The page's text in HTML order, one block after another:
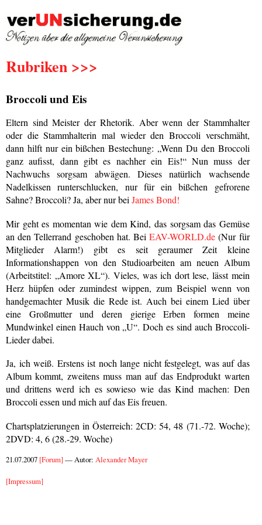
Rubriken >>>
Broccoli und Eis
Eltern sind Meister der Rhetorik. Aber wenn der Stammhalter
oder die Stammhalterin mal wieder den Broccoli verschmäht,
dann hilft nur ein bißchen Bestechung: „Wenn Du den Broccoli
ganz aufisst, dann gibt es nachher ein Eis!“ Nun muss der
Nachwuchs sorgsam abwägen. Dieses natürlich wachsende
Nadelkissen runterschlucken, nur für ein bißchen gefrorene
Sahne? Broccoli? Ja, aber nur bei James Bond!
Mir geht es momentan wie dem Kind, das sorgsam das Gemüse
an den Tellerrand geschoben hat. BeiEAV-WORLD.de (Nur für
Mitglieder Alarm!) gibt es seit geraumer Zeit kleine
Informationshappen von den Studioarbeiten am neuen Album
(Arbeitstitel: „Amore XL“). Vieles, was ich dort lese, lässt mein
Herz hüpfen oder zumindest wippen, zum Beispiel wenn von
handgemachter Musik die Rede ist. Auch bei einem Lied über
eine Großmutter und deren gierige Erben formen meine
Mundwinkel einen Hauch von „U“. Doch es sind auch Broccoli-
Lieder dabei.
Ja, ich weiß. Erstens ist noch lange nicht festgelegt, was auf das
Album kommt, zweitens muss man auf das Endprodukt warten
und drittens werd ich es sowieso wie das Kind machen: Den
Broccoli essen und mich auf das Eis freuen.
Chartsplatzierungen in Österreich: 2CD: 54, 48 (71.-72. Woche);
2DVD: 4, 6 (28.-29. Woche)
21.07.2007 [Forum]— Autor: Alexander Mayer
[Impressum]